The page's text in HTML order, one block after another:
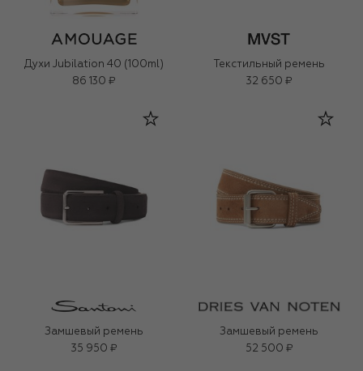
Духи Jubilation 40 (100ml)
86 130 ₽
Текстильный ремень
32 650 ₽
Замшевый ремень
35 950 ₽
Замшевый ремень
52 500 ₽